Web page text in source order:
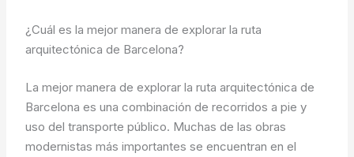
¿Cuál es la mejor manera de explorar la ruta
arquitectónica de Barcelona?
La mejor manera de explorar la ruta arquitectónica de
Barcelona es una combinación de recorridos a pie y
uso del transporte público. Muchas de las obras
modernistas más importantes se encuentran en el